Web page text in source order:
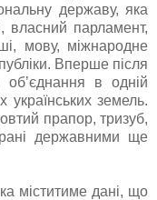
державу, яка
власний парламент,
мову, міжнародне
Вперше після
об’єднання в одній
українських земель.
прапор, тризуб,
державними ще
міститиме дані, що